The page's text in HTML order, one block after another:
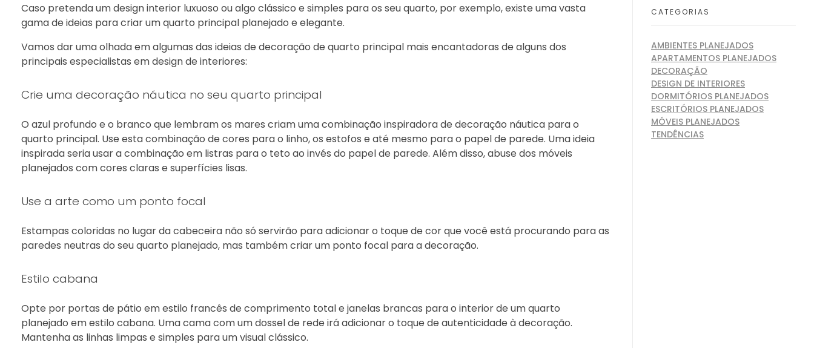
Caso pretenda um design interior luxuoso ou algo clássico e simples para os seu quarto, por exemplo, existe uma vasta
gama de ideias para criar um quarto principal planejado e elegante.
Vamos dar uma olhada em algumas das ideias de decoração de quarto principal mais encantadoras de alguns dos
principais especialistas em design de interiores:
Crie uma decoração náutica no seu quarto principal
O azul profundo e o branco que lembram os mares criam uma combinação inspiradora de decoração náutica para o
quarto principal. Use esta combinação de cores para o linho, os estofos e até mesmo para o papel de parede. Uma ideia
inspirada seria usar a combinação em listras para o teto ao invés do papel de parede. Além disso, abuse dos móveis
planejados com cores claras e superfícies lisas.
Use a arte como um ponto focal
Estampas coloridas no lugar da cabeceira não só servirão para adicionar o toque de cor que você está procurando para as
paredes neutras do seu quarto planejado, mas também criar um ponto focal para a decoração.
Estilo cabana
Opte por portas de pátio em estilo francês de comprimento total e janelas brancas para o interior de um quarto
planejado em estilo cabana. Uma cama com um dossel de rede irá adicionar o toque de autenticidade à decoração.
Mantenha as linhas limpas e simples para um visual clássico.
CATEGORIAS
AMBIENTES PLANEJADOS
APARTAMENTOS PLANEJADOS
DECORAÇÃO
DESIGN DE INTERIORES
DORMITÓRIOS PLANEJADOS
ESCRITÓRIOS PLANEJADOS
MÓVEIS PLANEJADOS
TENDÊNCIAS